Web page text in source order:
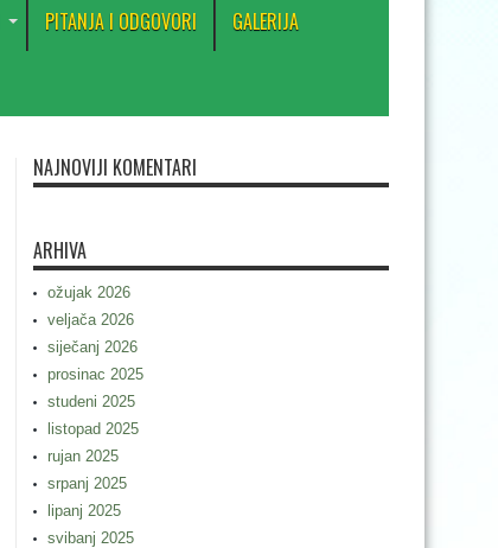
PITANJA I ODGOVORI GALERIJA
NAJNOVIJI KOMENTARI
ARHIVA
ožujak 2026
veljača 2026
siječanj 2026
prosinac 2025
studeni 2025
listopad 2025
rujan 2025
srpanj 2025
lipanj 2025
svibanj 2025